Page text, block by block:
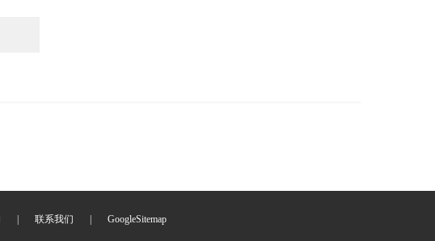
联系我们 GoogleSitemap